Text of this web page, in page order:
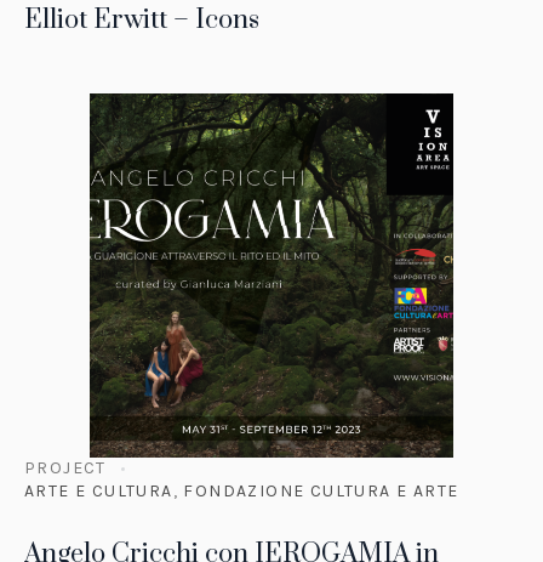
Elliot Erwitt – Icons
PROJECT
ARTE E CULTURA, FONDAZIONE CULTURA E ARTE
Angelo Cricchi con IEROGAMIA in